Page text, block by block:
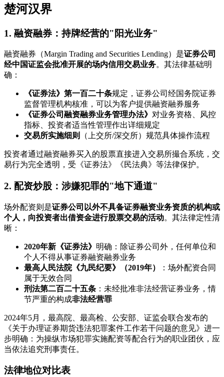
楚河汉界
1. 融资融券：持牌经营的"阳光业务"
融资融券（Margin Trading and Securities Lending）是证券公司
经中国证监会批准开展的场内信用交易业务。其法律基础明
确：
《证券法》第一百二十条规定，证券公司经国务院证券
监督管理机构核准，可以为客户提供融资融券服务
《证券公司融资融券业务管理办法》 对业务资格、风控
指标、投资者适当性管理作出详细规定
交易所实施细则
（上交所/深交所）规范具体操作流程
投资者通过融资融券买入的股票直接进入交易所撮合系统，交
易行为完全透明，受《证券法》《民法典》等法律保护。
2. 配资炒股：涉嫌犯罪的"地下通道"
场外配资则是证券公司以外不具备证券融资业务资质的机构或
个人，向投资者出借资金进行股票交易的活动。其法律定性清
晰：
2020年新《证券法》 明确：除证券公司外，任何单位和
个人不得从事证券融资融券业务
最高人民法院《九民纪要》（2019年）
：场外配资合同
属于无效合同
刑法第二百二十五条 ：未经批准非法经营证券业务，情
节严重的构成非法经营罪
2024年5月，最高院、最高检、公安部、证监会联合发布的
《关于办理证券期货违法犯罪案件工作若干问题的意见》进一
步明确：为操纵市场犯罪实施配资等配合行为的职业团伙，应
当依法追究刑事责任。
法律地位对比表